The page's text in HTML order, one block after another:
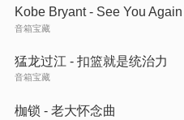
Kobe Bryant - See You
音箱宝藏
猛龙过江 - 扣篮就是统治力
音箱宝藏
枷锁 - 老大怀念曲